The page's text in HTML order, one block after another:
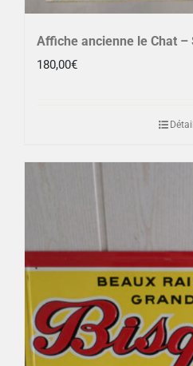
Affiche ancienne le Chat –
180,00€